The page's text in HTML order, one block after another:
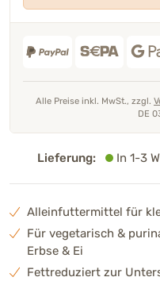
Alleinfuttermittel für
Für vegetarisch &
Erbse & Ei
Fettreduziert zur
Alle Preise inkl. MwSt., zzgl.
DE
Lieferung: In 1-3